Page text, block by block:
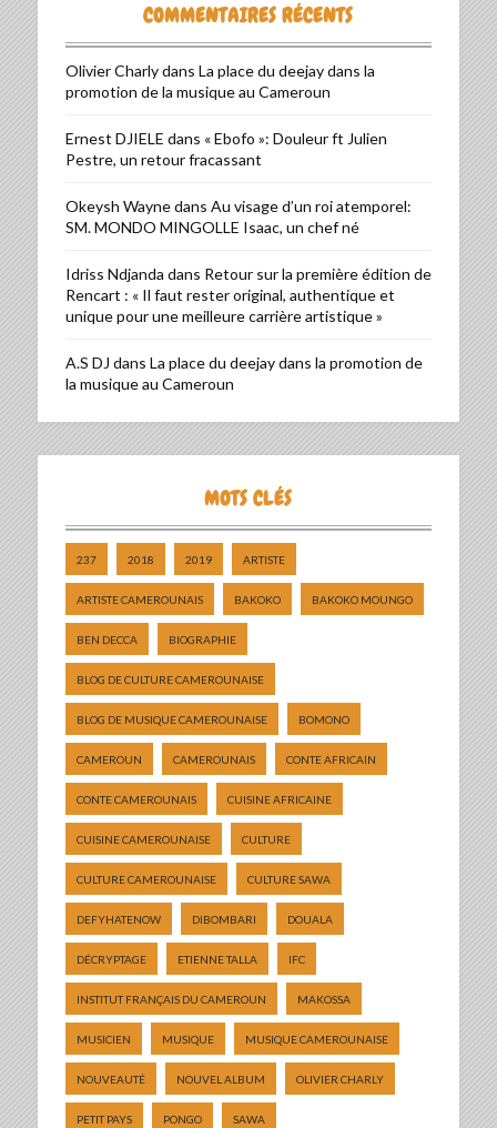
COMMENTAIRES RÉCENTS
Olivier Charlydans La place du deejay dans la
promotion de la musique au Cameroun
Ernest DJIELE dans « Ebofo »: Douleur ft Julien
Pestre, un retour fracassant
Okeysh Waynedans Au visage d’un roi atemporel:
SM. MONDO MINGOLLE Isaac, un chef né
Idriss Ndjanda dans Retour sur la première édition de
Rencart : « Il faut rester original, authentique et
unique pour une meilleure carrière artistique »
A.S DJ dans La place du deejay dans la promotion de
la musique au Cameroun
MOTS CLÉS
237 2018 2019 ARTISTE
ARTISTE CAMEROUNAIS BAKOKO BAKOKO MOUNGO
BEN DECCA BIOGRAPHIE
BLOG DE CULTURE CAMEROUNAISE
BLOG DE MUSIQUE CAMEROUNAISE BOMONO
CAMEROUN CAMEROUNAIS CONTE AFRICAIN
CONTE CAMEROUNAIS CUISINE AFRICAINE
CUISINE CAMEROUNAISE CULTURE
CULTURE CAMEROUNAISE CULTURE SAWA
DEFYHATENOW DIBOMBARI DOUALA
DÉCRYPTAGE ETIENNE TALLA IFC
INSTITUT FRANÇAIS DU CAMEROUN MAKOSSA
MUSICIEN MUSIQUE MUSIQUE CAMEROUNAISE
NOUVEAUTÉ NOUVEL ALBUM OLIVIER CHARLY
PETIT PAYS PONGO SAWA